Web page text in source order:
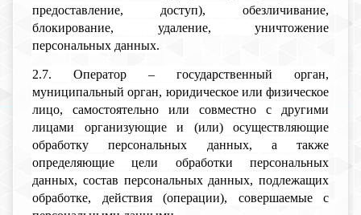
предоставление, доступ), обезличивание,
блокирование, удаление, уничтожение
персональных данных.
2.7. Оператор – государственный орган,
муниципальный орган, юридическое или физическое
лицо, самостоятельно или совместно с другими
лицами организующие и (или) осуществляющие
обработку персональных данных, а также
определяющие цели обработки персональных
данных, состав персональных данных, подлежащих
обработке, действия (операции), совершаемые с